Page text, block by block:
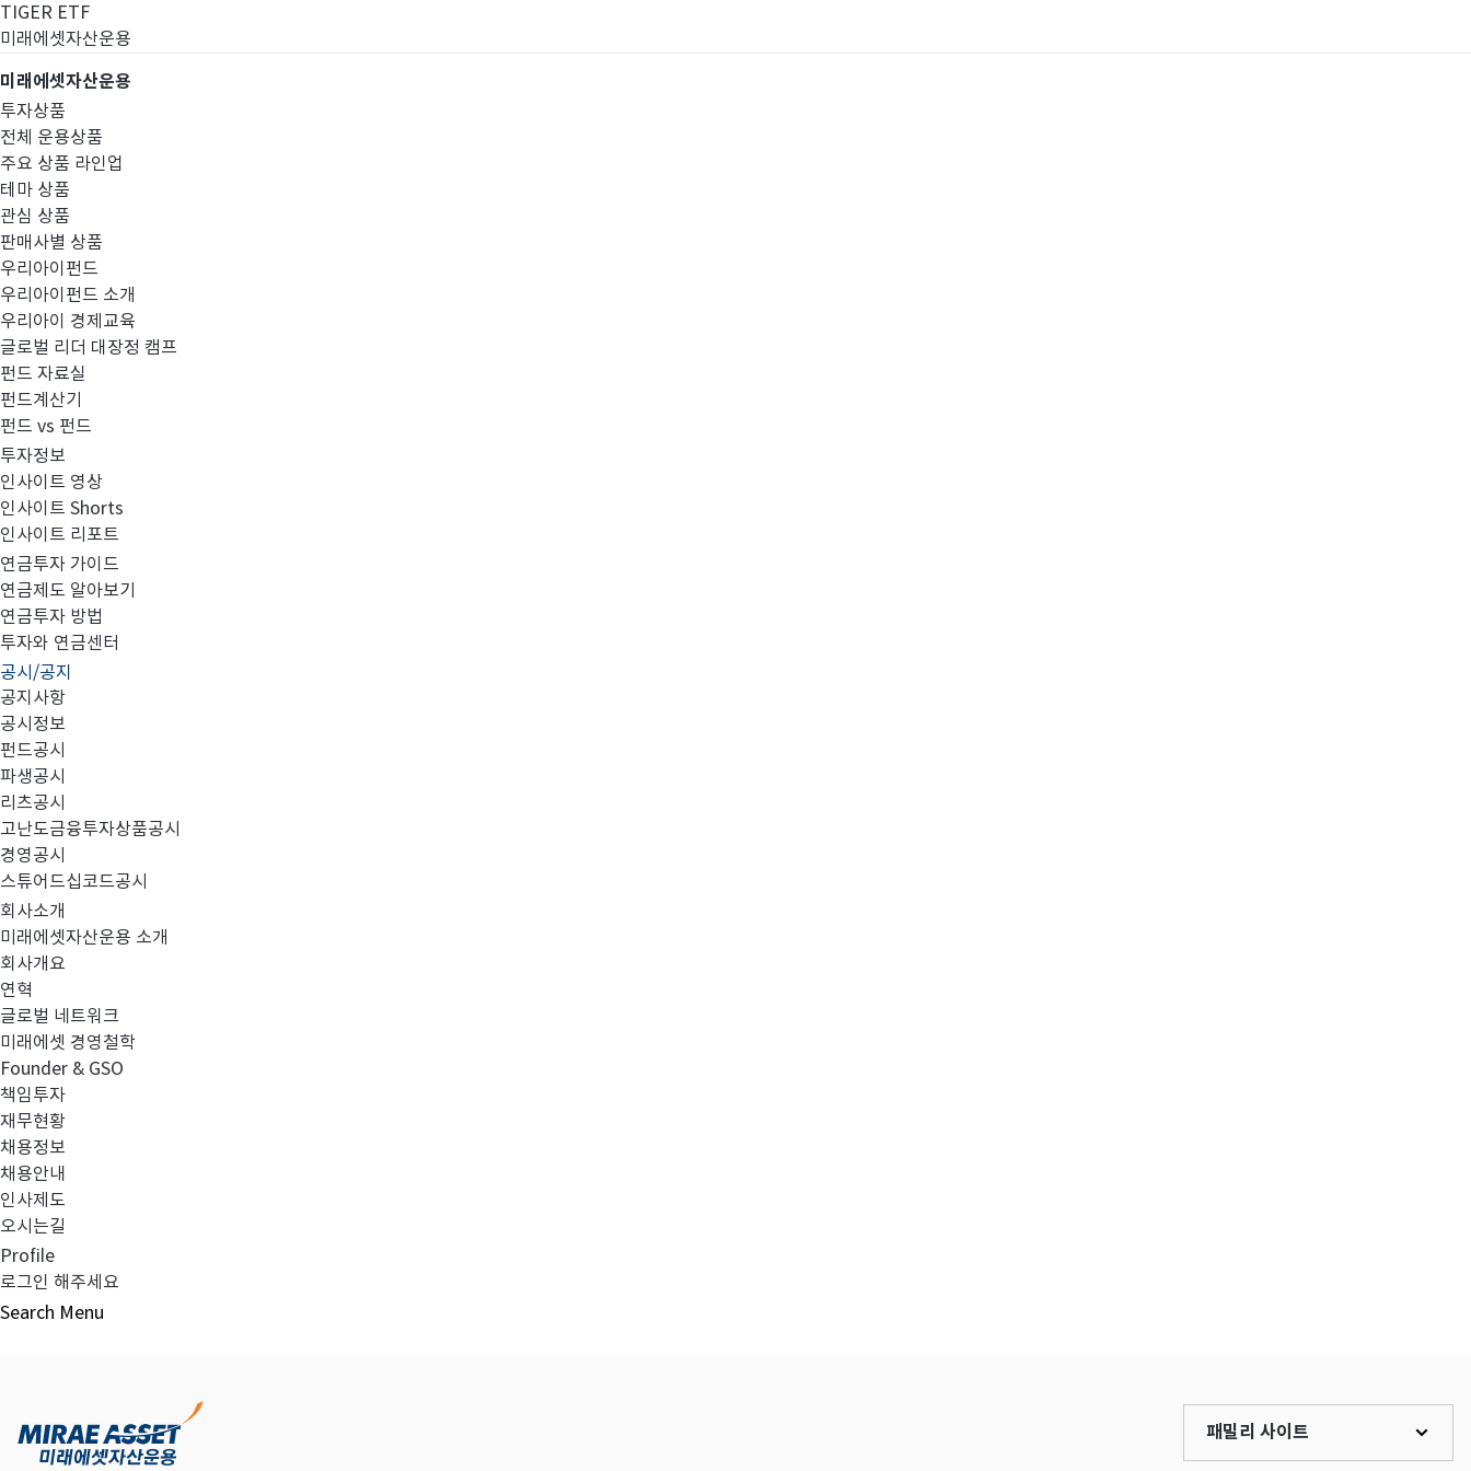
TIGER ETF
미래에셋자산운용
미래에셋자산운용
투자상품
전체 운용상품
주요 상품 라인업
테마 상품
관심 상품
판매사별 상품
우리아이펀드
우리아이펀드 소개
우리아이 경제교육
글로벌 리더 대장정 캠프
펀드 자료실
펀드계산기
펀드 vs 펀드
투자정보
인사이트 영상
인사이트 Shorts
인사이트 리포트
연금투자 가이드
연금제도 알아보기
연금투자 방법
투자와 연금센터
공시/공지
공지사항
공시정보
펀드공시
파생공시
리츠공시
고난도금융투자상품공시
경영공시
스튜어드십코드공시
회사소개
미래에셋자산운용 소개
회사개요
연혁
글로벌 네트워크
미래에셋 경영철학
Founder & GSO
책임투자
재무현황
채용정보
채용안내
인사제도
오시는길
Profile
로그인 해주세요
Search Menu
고난도금융투자상품
고난도금융투자상품_공시_20250722
이전글
다음글
목록보기
패밀리 사이트